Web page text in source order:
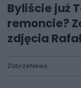
Byliście już
remoncie?
zdjęcia
ZabrzeNews